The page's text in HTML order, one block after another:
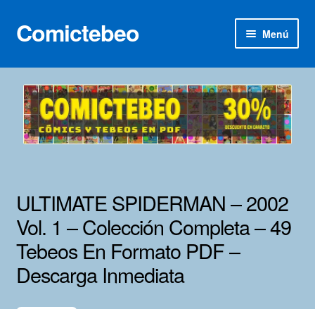
Ir
a
Ir
al
Comictebeo Menú
Inicio
Categorías
Franco-Belga
Lotes 100
Adultos
ULTIMATE SPIDERMAN – 2002
Vol. 1 – Colección Completa – 49
Tebeos En Formato PDF –
Descarga Inmediata